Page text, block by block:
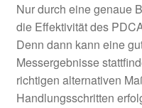
Nur durch eine genaue
die Effektivität des
Denn dann kann eine
Messergebnisse
richtigen alternativen
Handlungsschritten